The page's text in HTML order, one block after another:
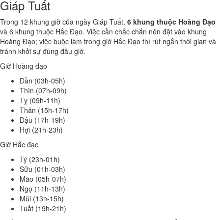
Giáp Tuất
Trong 12 khung giờ của ngày Giáp Tuất, 6 khung thuộc Hoàng Đạo
và 6 khung thuộc Hắc Đạo. Việc cần chắc chắn nên đặt vào khung
Hoàng Đạo; việc buộc làm trong giờ Hắc Đạo thì rút ngắn thời gian và
tránh khởi sự đúng đầu giờ.
Giờ Hoàng đạo
Dần (03h-05h)
Thìn (07h-09h)
Tỵ (09h-11h)
Thân (15h-17h)
Dậu (17h-19h)
Hợi (21h-23h)
Giờ Hắc đạo
Tý (23h-01h)
Sửu (01h-03h)
Mão (05h-07h)
Ngọ (11h-13h)
Mùi (13h-15h)
Tuất (19h-21h)